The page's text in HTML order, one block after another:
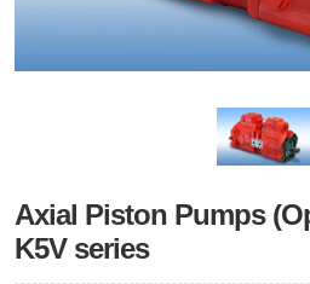
Axial Piston Pumps
K5V series